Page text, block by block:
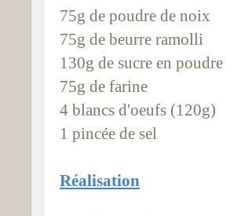
75g de poudre de noix
75g de beurre ramolli
130g de sucre en poudre
75g de farine
4 blancs d'oeufs (120g)
1 pincée de sel
Réalisation